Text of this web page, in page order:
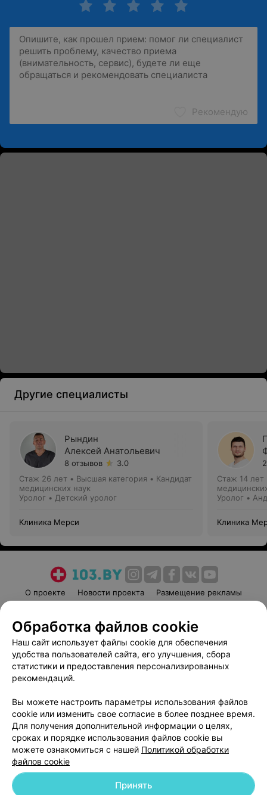
Рекомендую
Другие специалисты
Рындин
Алексей Анатольевич
8 отзывов
3.0
Стаж 26 лет • Высшая категория • Кандидат
медицинских наук
Уролог • Детский уролог
Клиника Мерси
Стаж 14 лет
Уролог •
Клиника
О проекте Новости проекта
Размещение рекламы
Пользовательское соглашение
Способы оплаты
Вакансии
Партнеры
Написать руководителю 103.by
Обработка персональных данных
© 2026 ООО «Артокс Лаб», УНП 191700409 | 220012, Республика Беларусь,
Обработка файлов cookie
Наш сайт использует файлы cookie для обеспечения
удобства пользователей сайта, его улучшения, сбора
статистики и предоставления персонализированных
рекомендаций.
Вы можете настроить параметры использования файлов
cookie или изменить свое согласие в более позднее время.
Для получения дополнительной информации о целях,
сроках и порядке использования файлов cookie вы
можете ознакомиться с нашей Политикой обработки
файлов cookie
Принять